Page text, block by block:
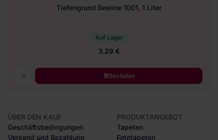
Tiefengrund Beeline 1001, 1 Liter
Auf Lager
3.29 €
Bestellen
ÜBER DEN KAUF
Geschäftsbedingungen
Versand und Bezahlung
PRODUKTANGEBOT
Tapeten
Fototapeten